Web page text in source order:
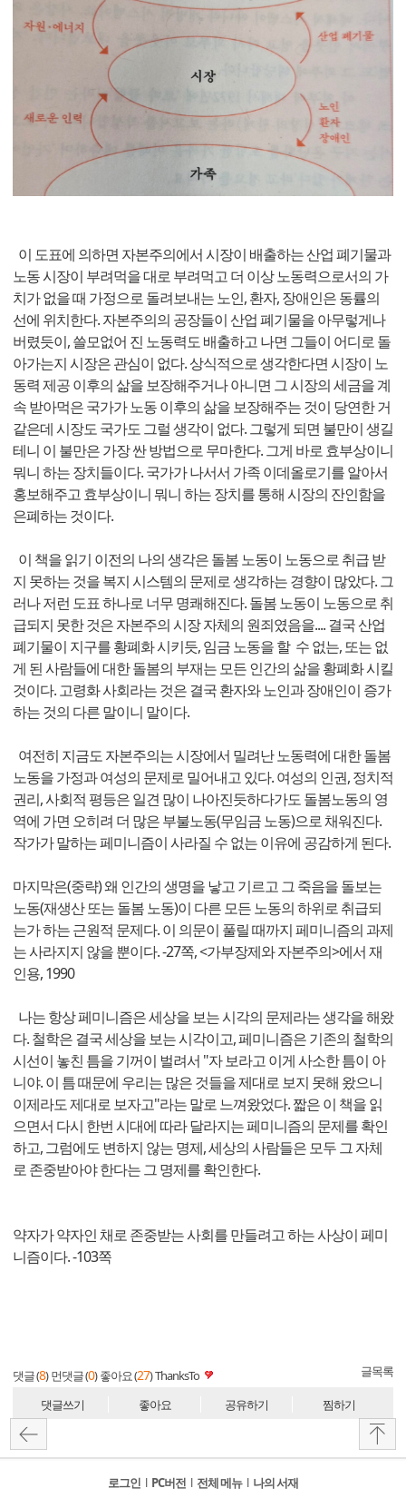
이 도표에 의하면 자본주의에서 시장이 배출하는 산업 폐기물과
노동 시장이 부려먹을 대로 부려먹고 더 이상 노동력으로서의 가
치가 없을 때 가정으로 돌려보내는 노인, 환자, 장애인은 동률의
선에 위치한다. 자본주의의 공장들이 산업 폐기물을 아무렇게나
버렸듯이, 쓸모없어 진 노동력도 배출하고 나면 그들이 어디로 돌
아가는지 시장은 관심이 없다. 상식적으로 생각한다면 시장이 노
동력 제공 이후의 삶을 보장해주거나 아니면 그 시장의 세금을 계
속 받아먹은 국가가 노동 이후의 삶을 보장해주는 것이 당연한 거
같은데 시장도 국가도 그럴 생각이 없다. 그렇게 되면 불만이 생길
테니 이 불만은 가장 싼 방법으로 무마한다. 그게 바로 효부상이니
뭐니 하는 장치들이다. 국가가 나서서 가족 이데올로기를 알아서
홍보해주고 효부상이니 뭐니 하는 장치를 통해 시장의 잔인함을
은폐하는 것이다.
이 책을 읽기 이전의 나의 생각은 돌봄 노동이 노동으로 취급 받
지 못하는 것을 복지 시스템의 문제로 생각하는 경향이 많았다. 그
러나 저런 도표 하나로 너무 명쾌해진다. 돌봄 노동이 노동으로 취
급되지 못한 것은 자본주의 시장 자체의 원죄였음을.... 결국 산업
폐기물이 지구를 황폐화 시키듯, 임금 노동을 할 수 없는, 또는 없
게 된 사람들에 대한 돌봄의 부재는 모든 인간의 삶을 황폐화 시킬
것이다. 고령화 사회라는 것은 결국 환자와 노인과 장애인이 증가
하는 것의 다른 말이니 말이다.
여전히 지금도 자본주의는 시장에서 밀려난 노동력에 대한 돌봄
노동을 가정과 여성의 문제로 밀어내고 있다. 여성의 인권, 정치적
권리, 사회적 평등은 일견 많이 나아진듯하다가도 돌봄노동의 영
역에 가면 오히려 더 많은 부불노동(무임금 노동)으로 채워진다.
작가가 말하는 페미니즘이 사라질 수 없는 이유에 공감하게 된다.
마지막은(중략) 왜 인간의 생명을 낳고 기르고 그 죽음을 돌보는
노동(재생산 또는 돌봄 노동)이 다른 모든 노동의 하위로 취급되
는가 하는 근원적 문제다. 이 의문이 풀릴 때까지 페미니즘의 과제
는 사라지지 않을 뿐이다. -27쪽, <가부장제와 자본주의>에서 재
인용, 1990
나는 항상 페미니즘은 세상을 보는 시각의 문제라는 생각을 해왔
다. 철학은 결국 세상을 보는 시각이고, 페미니즘은 기존의 철학의
시선이 놓친 틈을 기꺼이 벌려서 "자 보라고 이게 사소한 틈이 아
니야. 이 틈 때문에 우리는 많은 것들을 제대로 보지 못해 왔으니
이제라도 제대로 보자고"라는 말로 느껴왔었다. 짧은 이 책을 읽
으면서 다시 한번 시대에 따라 달라지는 페미니즘의 문제를 확인
하고, 그럼에도 변하지 않는 명제, 세상의 사람들은 모두 그 자체
로 존중받아야 한다는 그 명제를 확인한다.
약자가 약자인 채로 존중받는 사회를 만들려고 하는 사상이 페미
니즘이다. -103쪽
댓글 (8) 먼댓글 (0) 좋아요 (27)ThanksTo 글목록
댓글쓰기 좋아요 공유하기 찜하기
로그인 l PC버전 l 전체 메뉴 l 나의 서재